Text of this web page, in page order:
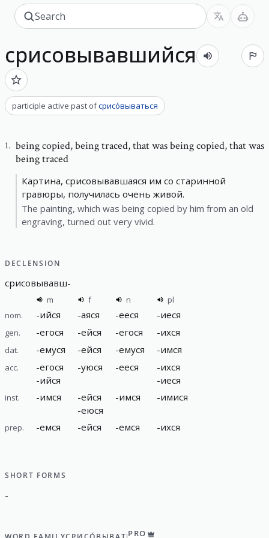
срисовывавшийся
participle active past ofсрисо́вываться
1. being copied,being traced, that was being copied, that was
being traced
Картина, срисовывавшаяся им со старинной
гравюры, получилась очень живой.
The painting, which was being copied by him from an old
engraving, turned out very vivid.
DECLENSION
срисовывавш-
m f n
pl
nom.
-ийся -аяся -ееся -иеся
gen. -егося -ейся -егося -ихся
dat. -емуся -ейся -емуся -имся
acc. -егося
-ийся
-уюся -ееся -ихся
-иеся
inst. -имся -ейся
-еюся
-имся -имися
prep. -емся -ейся -емся -ихся
SHORT FORMS
-
PRO